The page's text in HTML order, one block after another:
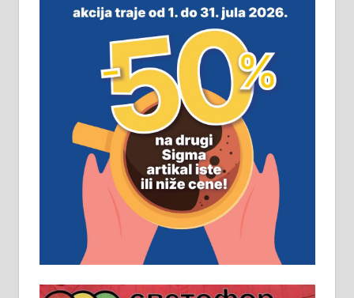
м2 са плацем од 8 ари у Зеленом
виру у Алексинцу. Могућа
замена. 064/21-63-584
ПОСЛОВНИ ОГЛАСИ
Рудник и флотација Рудник
д.о.о. Рудник запошљава 20
помоћника рудара. Услови:
Основна школа, пожељно радно
искуство на истим и сличним
пословима, али не и неопходан
услов. Обезбеђен смештај,
превоз, исхрана. 032/57-41-122 –
локал 22